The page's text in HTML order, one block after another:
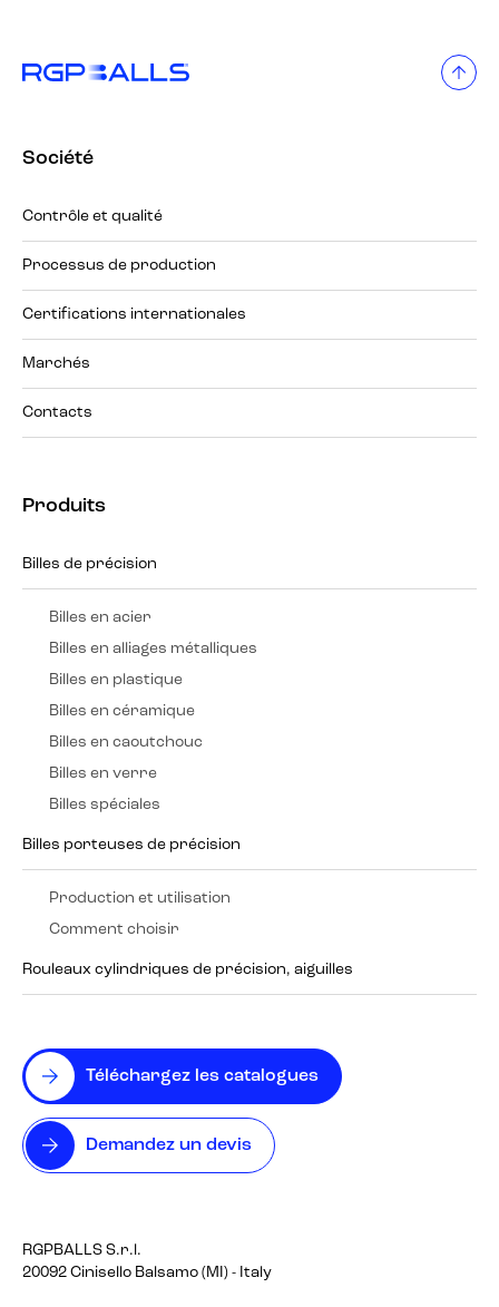
Téléchargez les catalogues
Demandez un devis
RGPBALLS S.r.l.
20092 Cinisello Balsamo (MI) - Italy
Société
Contrôle et qualité
Processus de production
Certifications internationales
Marchés
Contacts
Produits
Billes de précision
Billes en acier
Billes en alliages métalliques
Billes en plastique
Billes en céramique
Billes en caoutchouc
Billes en verre
Billes spéciales
Billes porteuses de précision
Production et utilisation
Comment choisir
Rouleaux cylindriques de précision, aiguilles